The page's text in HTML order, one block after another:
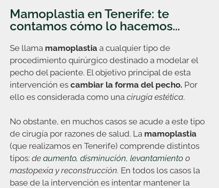
Mamoplastia en Tenerife: te
contamos cómo lo hacemos...
Se llama mamoplastia a cualquier tipo de
procedimiento quirúrgico destinado a modelar el
pecho del paciente. El objetivo principal de esta
intervención es cambiar la forma del pecho. Por
ello es considerada como una cirugía estética.
No obstante, en muchos casos se acude a este tipo
de cirugía por razones de salud. La mamoplastia
(que realizamos en Tenerife) comprende distintos
tipos: de aumento, disminución, levantamiento o
mastopexia y reconstrucción. En todos los casos la
base de la intervención es intentar mantener la